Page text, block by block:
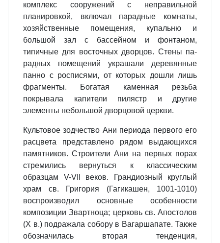
комплекс сооружений с неправиль­ной
планировкой, включал парад­ные комнаты,
хозяйственные по­мещения, купальню и
большой зал с бассейном и фонтаном,
типичные для восточных дворцов. Стены па­
радных помещений украшали дере­вянные
панно с росписями, от ко­торых дошли лишь
фрагменты. Бо­гатая каменная резьба
покрывала капители пилястр и другие
элементы небольшой дворцовой церкви.
Культовое зодчество Ани периода первого его
расцвета представлено рядом выдающихся
памятников. Строители Ани на первых порах
стремились вернуться к классиче­ским
образцам V-VII веков. Гран­диозный круглый
храм св. Григория (Гагикашен, 1001-1010)
воспроизво­дил основные особенности
компози­ции Звартноца; церковь св. Апосто­лов
(X в.) подражала собору в Вагаршапате. Также
обозначилась вторая тенденция,